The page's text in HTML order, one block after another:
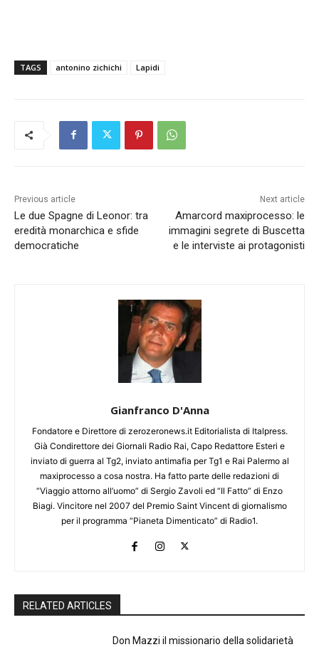
TAGS antonino zichichi Lapidi
Previous article
Le due Spagne di Leonor: tra
eredità monarchica e sfide
democratiche
Next article
Amarcord maxiprocesso: le
immagini segrete di Buscetta
e le interviste ai protagonisti
Gianfranco D'Anna
Fondatore e Direttore di zerozeronews.it Editorialista di Italpress.
Già Condirettore dei Giornali Radio Rai, Capo Redattore Esteri e
inviato di guerra al Tg2, inviato antimafia per Tg1 e Rai Palermo al
maxiprocesso a cosa nostra. Ha fatto parte delle redazioni di
“Viaggio attorno all’uomo” di Sergio Zavoli ed “Il Fatto” di Enzo
Biagi. Vincitore nel 2007 del Premio Saint Vincent di giornalismo
per il programma “Pianeta Dimenticato” di Radio1.
RELATED ARTICLES
Don Mazzi il missionario della solidarietà